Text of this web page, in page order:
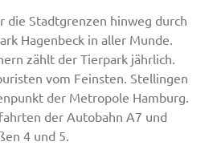
die Stadtgrenzen hinweg durch
Hagenbeck in aller Munde.
zählt der Tierpark jährlich.
vom Feinsten. Stellingen
der Metropole Hamburg.
der Autobahn A7 und
4 und 5.